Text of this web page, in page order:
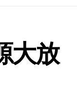
大放